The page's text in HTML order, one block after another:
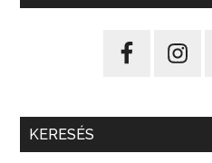
KERESÉS